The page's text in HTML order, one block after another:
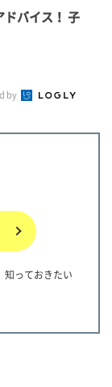
バイス！ 子
by
知っておきたい